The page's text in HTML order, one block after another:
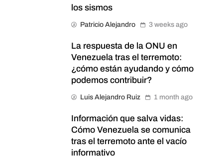
los sismos
Patricio Alejandro 3 weeks ago
La respuesta de la ONU en
Venezuela tras el terremoto:
¿cómo están ayudando y cómo
podemos contribuir?
Luis Alejandro Ruiz 1 month ago
Información que salva vidas:
Cómo Venezuela se comunica
tras el terremoto ante el vacío
informativo